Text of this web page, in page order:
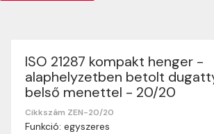
ISO 21287 kompakt henger -
alaphelyzetben betolt
belső menettel - 20/20
Cikkszám ZEN-20/20
Funkció: egyszeres
Szállítási információk
Nagyon köszönjük, hogy webshopunkat
vásárlásaitokhoz. Az alábbiakban
információinkat, hogy a vásárlásotok
zökkenőmentesen történhessen.